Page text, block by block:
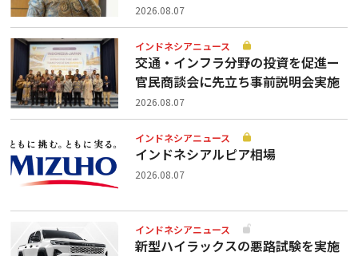
2026.08.07
インドネシアニュース
交通・インフラ分野の投資を促進ー
官民商談会に先立ち事前説明会実施
2026.08.07
インドネシアニュース
インドネシアルピア相場
2026.08.07
インドネシアニュース
新型ハイラックスの悪路試験を実施